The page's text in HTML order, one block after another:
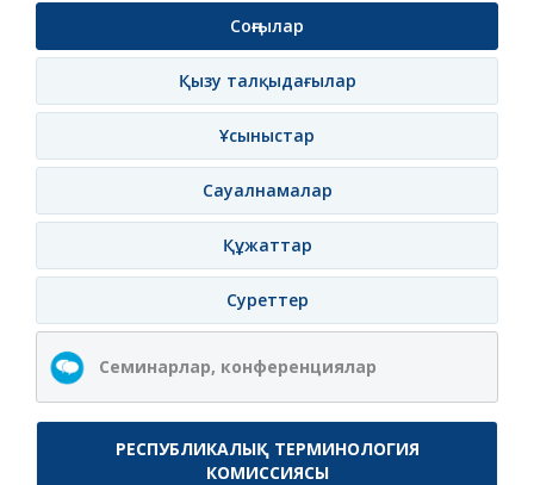
Соңғылар
Қызу талқыдағылар
Ұсыныстар
Сауалнамалар
Құжаттар
Суреттер
Семинарлар, конференциялар
РЕСПУБЛИКАЛЫҚ ТЕРМИНОЛОГИЯ
КОМИССИЯСЫ